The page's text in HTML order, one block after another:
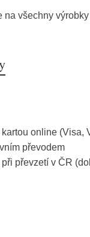
na všechny
kartou online (Visa,
převodem
při převzetí v ČR